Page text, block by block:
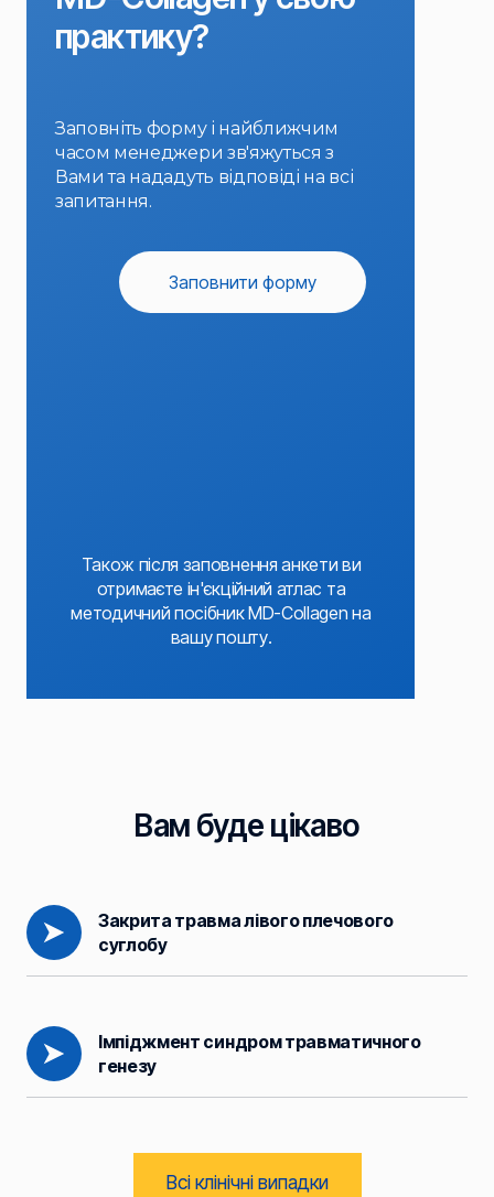
практику?
Заповніть форму і найближчим
часом менеджери зв'яжуться з
Вами та нададуть відповіді на всі
запитання.
Заповнити форму
Також після заповнення анкети ви
отримаєте ін'єкційний атлас та
методичний посібник MD-Collagen на
вашу пошту.
Вам буде цікаво
Закрита травма лівого плечового
суглобу
Імпіджмент синдром травматичного
генезу
Всі клінічні випадки